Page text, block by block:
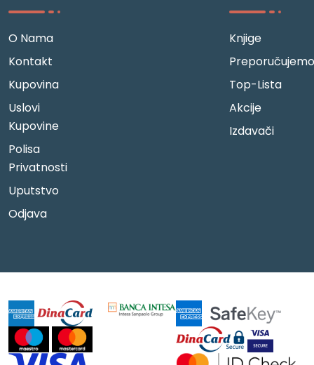
O Nama
Kontakt
Kupovina
Uslovi
Kupovine
Polisa
Privatnosti
Uputstvo
Odjava
Knjige
Preporučujemo
Top-Lista
Akcije
Izdavači